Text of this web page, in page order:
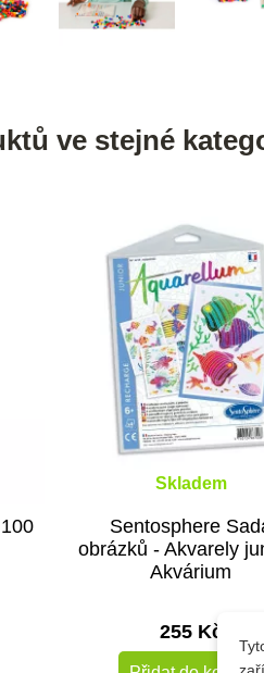
ve stejné
Skladem
Sentosphere
obrázků - Akvarely
Akvárium
255 Kč